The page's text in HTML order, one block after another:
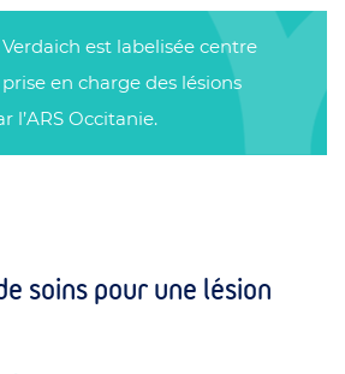
est labelisée centre
en charge des lésions
l’ARS Occitanie.
soins pour une lésion